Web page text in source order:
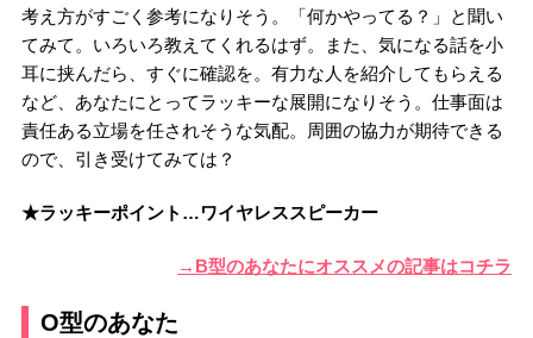
考え方がすごく参考になりそう。「何かやってる？」と聞い
てみて。いろいろ教えてくれるはず。また、気になる話を小
耳に挟んだら、すぐに確認を。有力な人を紹介してもらえる
など、あなたにとってラッキーな展開になりそう。仕事面は
責任ある立場を任されそうな気配。周囲の協力が期待できる
ので、引き受けてみては？
★ラッキーポイント…ワイヤレススピーカー
→B型のあなたにオススメの記事はコチラ
O型のあなた